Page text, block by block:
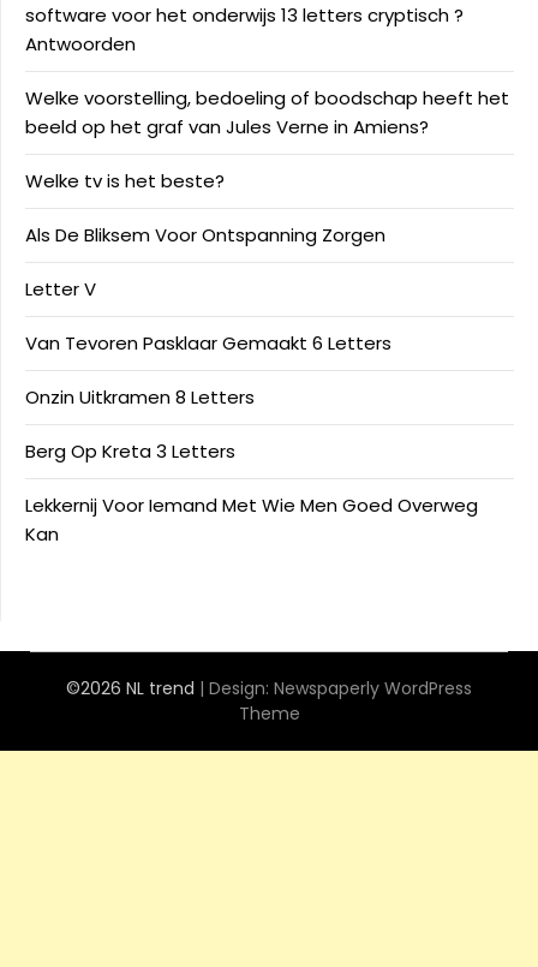
software voor het onderwijs 13 letters cryptisch ?
Antwoorden
Welke voorstelling, bedoeling of boodschap heeft het
beeld op het graf van Jules Verne in Amiens?
Welke tv is het beste?
Als De Bliksem Voor Ontspanning Zorgen
Letter V
Van Tevoren Pasklaar Gemaakt 6 Letters
Onzin Uitkramen 8 Letters
Berg Op Kreta 3 Letters
Lekkernij Voor Iemand Met Wie Men Goed Overweg
Kan
©2026 NL trend | Design: Newspaperly WordPress
Theme